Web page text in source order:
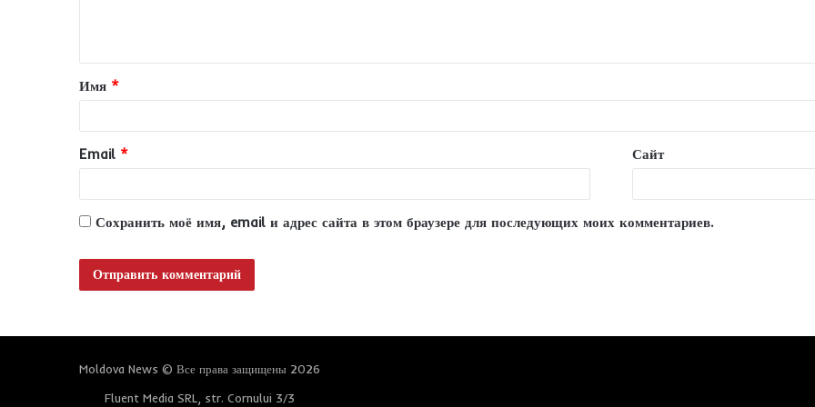
т
а
и
й
*
Имя *
Email * Сайт
Сохранить моё имя, email и адрес сайта в этом браузере для последующих моих комментариев.
Moldova News © Все права защищены 2026
Fluent Media SRL, str. Cornului 3/3